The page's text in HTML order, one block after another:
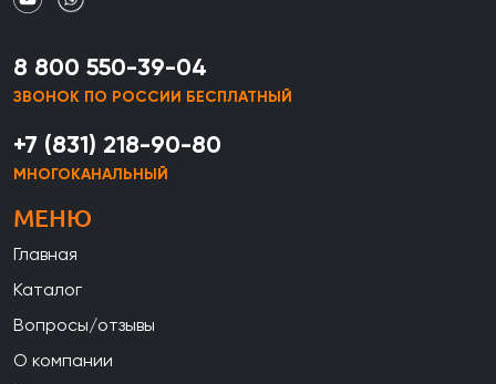
8 800 550-39-04
ЗВОНОК ПО РОССИИ БЕСПЛАТНЫЙ
+7 (831) 218-90-80
МНОГОКАНАЛЬНЫЙ
МЕНЮ
Главная
Каталог
Вопросы/отзывы
О компании